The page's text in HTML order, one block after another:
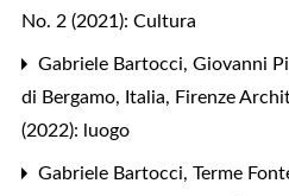
No. 2 (2021): Cultura
Gabriele Bartocci, Giovanni
di Bergamo, Italia, Firenze
(2022): luogo
Gabriele Bartocci, Terme